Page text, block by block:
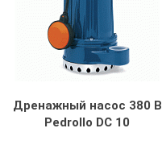
Дренажный насос 380 В
Pedrollo DC 10